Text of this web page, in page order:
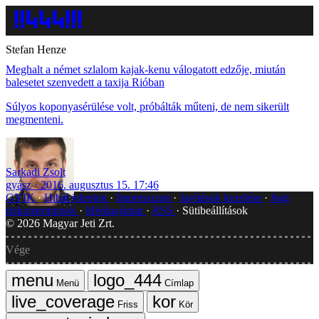
Stefan Henze
Meghalt a német szlalom kajak-kenu válogatott edzője, miután
balesetet szenvedett a taxija Rióban
Súlyos koponyasérülése volt, próbálták műteni, de nem sikerült
megmenteni.
Sarkadi Zsolt
gyász
2016. augusztus 15. 17:46
GYIK Hibát jelentek Impresszum Javítások kezelése
Jogi
dokumentumok
Médiaajánlat RSS
Sütibeállítások
© 2026 Magyar Jeti Zrt.
Vége
Menü
Címlap
Friss
Kör